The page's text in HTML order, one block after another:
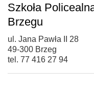
Szkoła
Brzegu
ul. Jana Pawła II 28
49-300 Brzeg
tel. 77 416 27 94